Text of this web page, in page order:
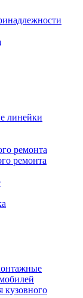
линейки
ремонта
ремонта
кузовного